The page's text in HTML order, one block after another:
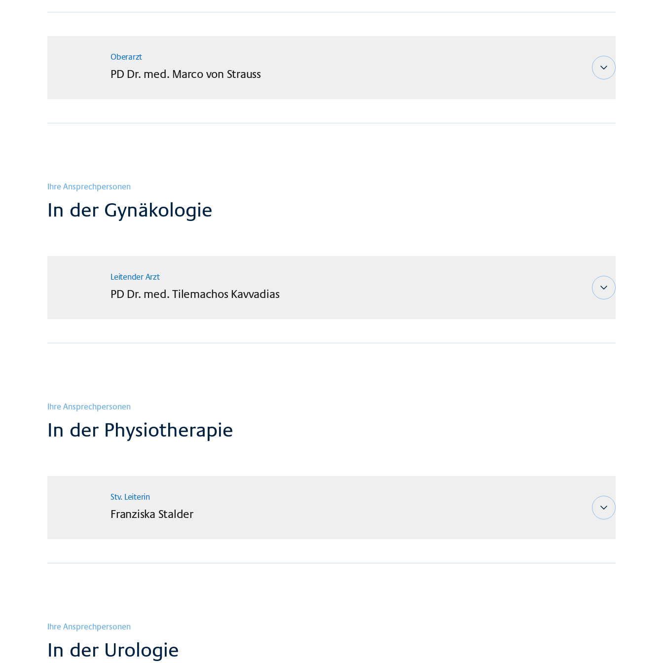
Oberarzt
PD Dr. med. Marco von Strauss
Ihre Ansprechpersonen
In der Gynäkologie
Leitender Arzt
PD Dr. med. Tilemachos Kavvadias
Ihre Ansprechpersonen
In der Physiotherapie
Stv. Leiterin
Franziska Stalder
Ihre Ansprechpersonen
In der Urologie